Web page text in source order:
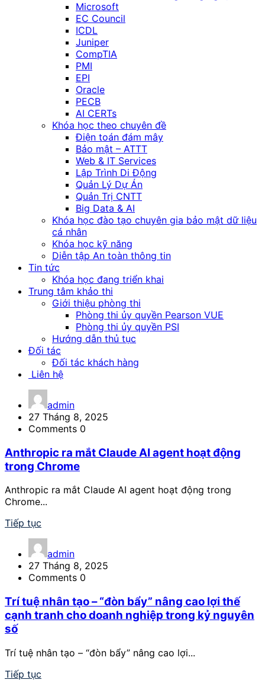
Microsoft
EC Council
ICDL
Juniper
CompTIA
PMI
EPI
Oracle
PECB
AI CERTs
Khóa học theo chuyên đề
Điện toán đám mây
Bảo mật – ATTT
Web & IT Services
Lập Trình Di Động
Quản Lý Dự Án
Quản Trị CNTT
Big Data & AI
Khóa học đào tạo chuyên gia bảo mật dữ liệu
cá nhân
Khóa học kỹ năng
Diễn tập An toàn thông tin
Tin tức
Khóa học đang triển khai
Trung tâm khảo thi
Giới thiệu phòng thi
Phòng thi ủy quyền Pearson VUE
Phòng thi ủy quyền PSI
Hướng dẫn thủ tục
Đối tác
Đối tác khách hàng
Liên hệ
admin
27 Tháng 8, 2025
Comments 0
Anthropic ra mắt Claude AI agent hoạt động
trong Chrome
Anthropic ra mắt Claude AI agent hoạt động trong
Chrome...
Tiếp tục
admin
27 Tháng 8, 2025
Comments 0
Trí tuệ nhân tạo – “đòn bẩy” nâng cao lợi thế
cạnh tranh cho doanh nghiệp trong kỷ nguyên
số
Trí tuệ nhân tạo – “đòn bẩy” nâng cao lợi...
Tiếp tục